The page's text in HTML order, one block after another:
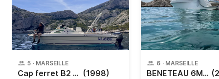
5 · MARSEILLE
Cap ferret B2 marine cabin cruiser (1998)
6 · MARSEILLE
BENETEAU 6M150cv 4 temps